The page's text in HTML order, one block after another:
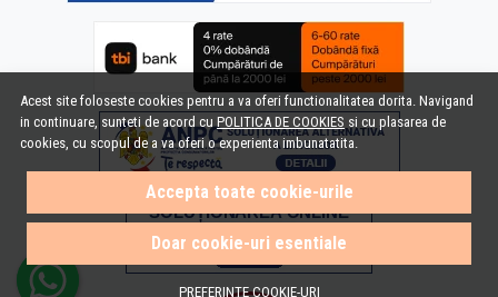
Acest site foloseste cookies pentru a va oferi functionalitatea dorita. Navigand
in continuare, sunteti de acord cuPOLITICA DE COOKIES si cu plasarea de
cookies, cu scopul de a va oferi o experienta imbunatatita.
Accepta toate cookie-urile
Doar cookie-uri esentiale
PREFERINTE COOKIE-URI